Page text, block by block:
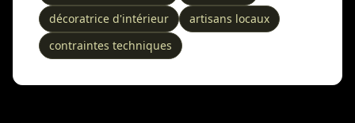
décoratrice d'intérieur
artisans locaux
contraintes techniques